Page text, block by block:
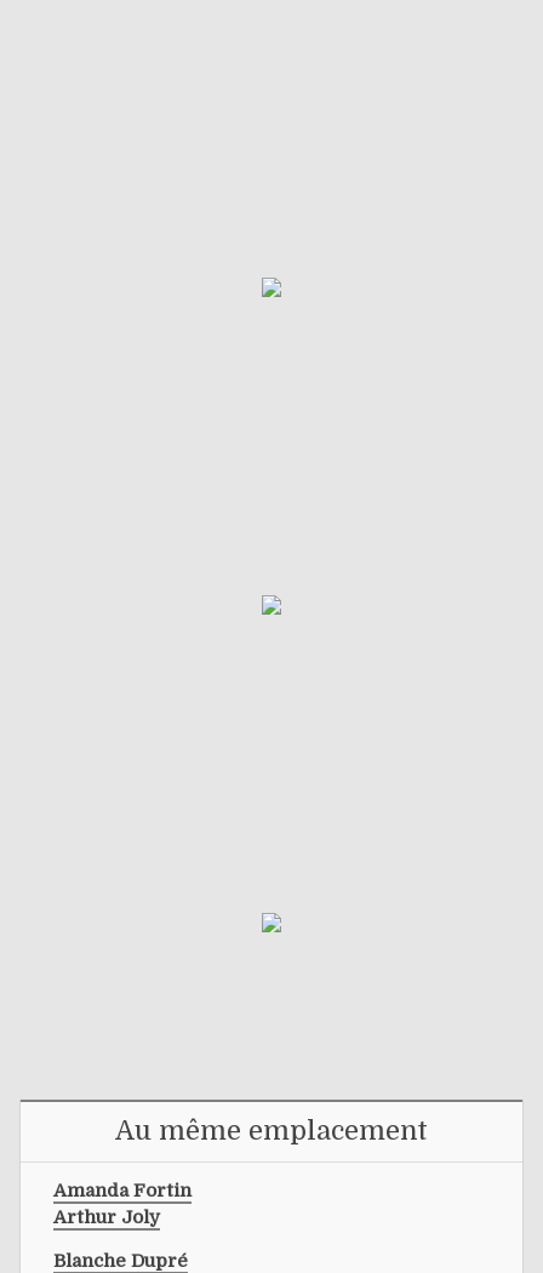
Au même emplacement
Amanda Fortin
Arthur Joly
Blanche Dupré